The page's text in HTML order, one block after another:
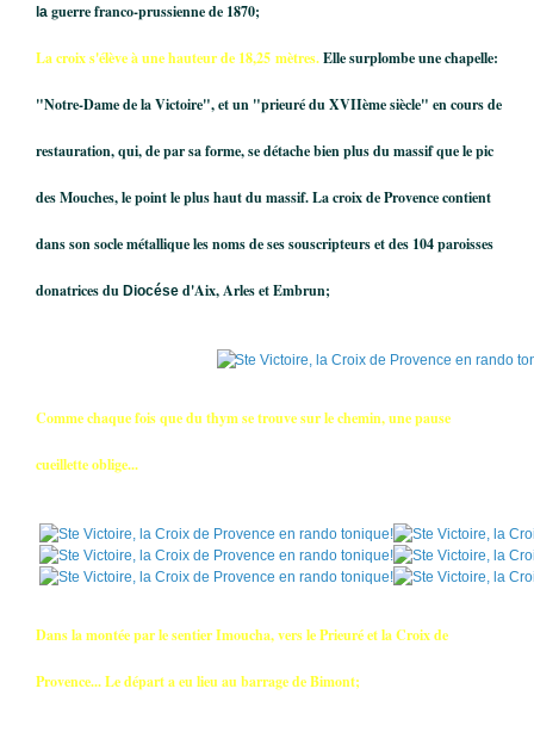
la guerre franco-prussienne de 1870;
La croix s'élève à une hauteur de 18,25 mètres.Elle surplombe une chapelle:
"Notre-Dame de la Victoire", et un "prieuré du XVIIème siècle" en cours de
restauration, qui, de par sa forme, se détache bien plus du massif que le pic
des Mouches, le point le plus haut du massif. La croix de Provence contient
dans son socle métallique les noms de ses souscripteurs et des 104 paroisses
donatrices du Diocése d'Aix, Arles et Embrun;
Comme chaque fois que du thym se trouve sur le chemin, une pause
cueillette oblige...
Dans la montée par le sentier Imoucha, vers le Prieuré et la Croix de
Provence... Le départ a eu lieu au barrage de Bimont;